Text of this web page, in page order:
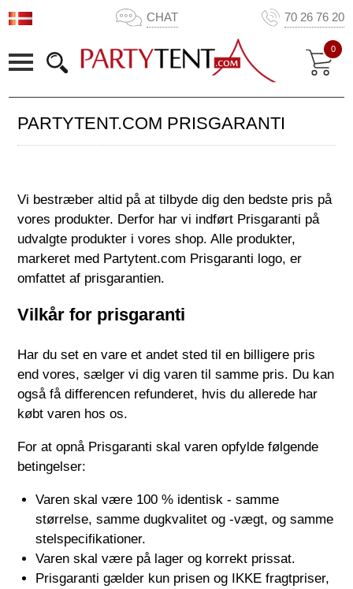
CHAT 70 26 76 20
0
PARTYTENT.COM PRISGARANTI
Vi bestræber altid på at tilbyde dig den bedste pris på
vores produkter. Derfor har vi indført Prisgaranti på
udvalgte produkter i vores shop. Alle produkter,
markeret med Partytent.com Prisgaranti logo, er
omfattet af prisgarantien.
Vilkår for prisgaranti
Har du set en vare et andet sted til en billigere pris
end vores, sælger vi dig varen til samme pris. Du kan
også få differencen refunderet, hvis du allerede har
købt varen hos os.
For at opnå Prisgaranti skal varen opfylde følgende
betingelser:
Varen skal være 100 % identisk - samme
størrelse, samme dugkvalitet og -vægt, og samme
stelspecifikationer.
Varen skal være på lager og korrekt prissat.
Prisgaranti gælder kun prisen og IKKE fragtpriser,